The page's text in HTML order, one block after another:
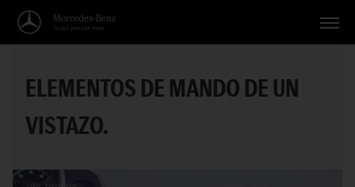
Aplicaciones
Temas
Servicio
ELEMENTOS DE MANDO DE UN
VISTAZO.